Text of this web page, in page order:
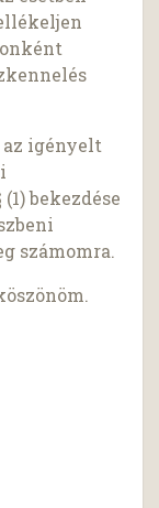
az igényelt
bekezdése
számomra.